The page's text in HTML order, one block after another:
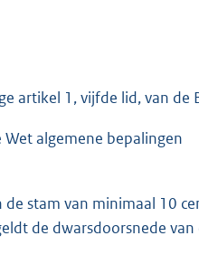
artikel 1, vijfde lid, van de
algemene bepalingen
stam van minimaal 10
de dwarsdoorsnede van